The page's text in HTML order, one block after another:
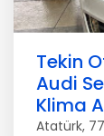
Tekin
Audi
Klima
Atatürk,